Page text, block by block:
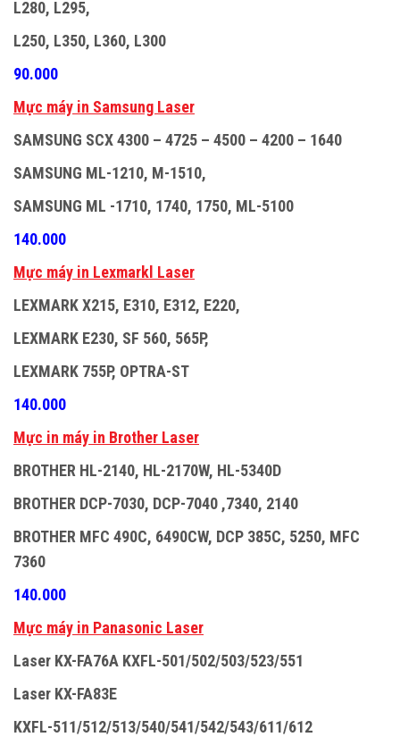
L280, L295,
L250, L350, L360, L300
90.000
Mực máy in Samsung Laser
SAMSUNG SCX 4300 – 4725 – 4500 – 4200 – 1640
SAMSUNG ML-1210, M-1510,
SAMSUNG ML -1710, 1740, 1750, ML-5100
140.000
Mực máy in Lexmarkl Laser
LEXMARK X215, E310, E312, E220,
LEXMARK E230, SF 560, 565P,
LEXMARK 755P, OPTRA-ST
140.000
Mực in máy in Brother Laser
BROTHER HL-2140, HL-2170W, HL-5340D
BROTHER DCP-7030, DCP-7040 ,7340, 2140
BROTHER MFC 490C, 6490CW, DCP 385C, 5250, MFC
7360
140.000
Mực máy in Panasonic Laser
Laser KX-FA76A KXFL-501/502/503/523/551
Laser KX-FA83E
KXFL-511/512/513/540/541/542/543/611/612